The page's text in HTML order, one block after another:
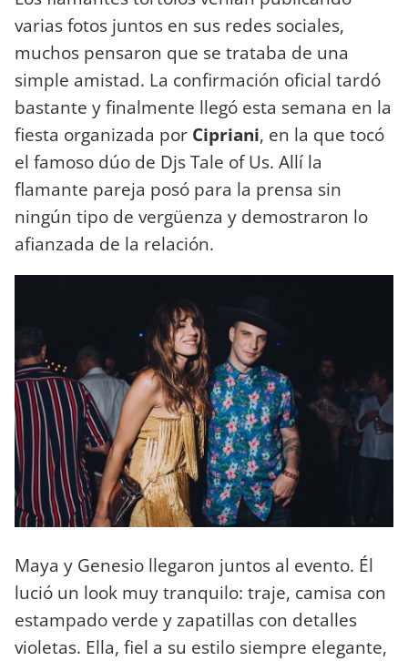
varias fotos juntos en sus redes sociales,
muchos pensaron que se trataba de una
simple amistad. La confirmación oficial tardó
bastante y finalmente llegó esta semana en la
fiesta organizada por Cipriani, en la que tocó
el famoso dúo de Djs Tale of Us. Allí la
flamante pareja posó para la prensa sin
ningún tipo de vergüenza y demostraron lo
afianzada de la relación.
Maya y Genesio llegaron juntos al evento. Él
lució un look muy tranquilo: traje, camisa con
estampado verde y zapatillas con detalles
violetas. Ella, fiel a su estilo siempre elegante,